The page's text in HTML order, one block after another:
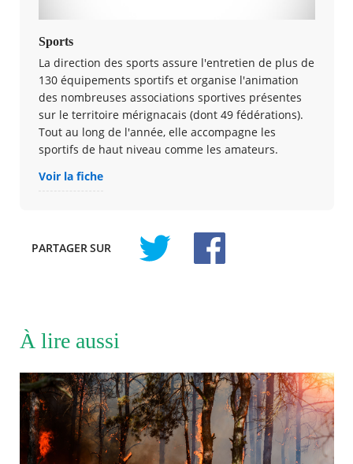
Sports
La direction des sports assure l'entretien de plus de
130 équipements sportifs et organise l'animation
des nombreuses associations sportives présentes
sur le territoire mérignacais (dont 49 fédérations).
Tout au long de l'année, elle accompagne les
sportifs de haut niveau comme les amateurs.
Voir la fiche
PARTAGERSUR
À lire aussi